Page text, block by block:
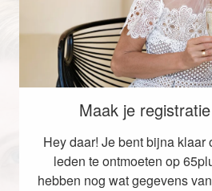
Maak je
Hey daar! Je bent bijna klaar
leden te ontmoeten op
hebben nog wat gegevens